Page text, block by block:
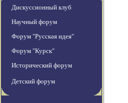
Дискуссионный клуб
Научный форум
Форум "Русская идея"
Форум "Курск"
Исторический форум
Детский форум